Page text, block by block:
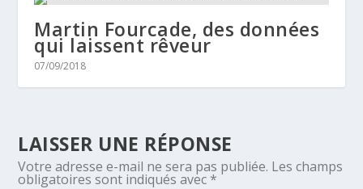
Martin Fourcade, des données
qui laissent rêveur
07/09/2018
LAISSER UNE RÉPONSE
Votre adresse e-mail ne sera pas publiée. Les champs
obligatoires sont indiqués avec *